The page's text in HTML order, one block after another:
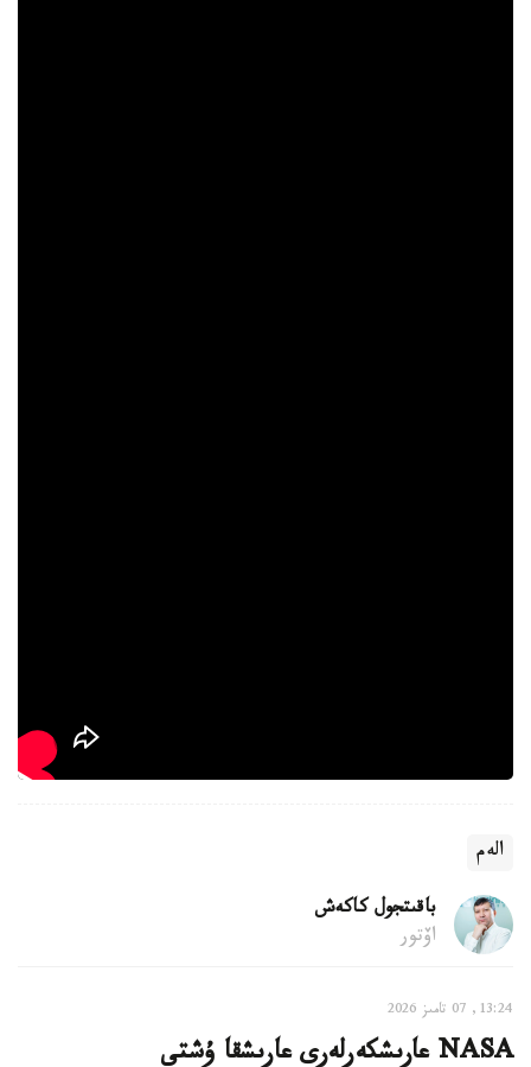
الەم
باقىتجول كاكەش
اۆتور
13:24, 07 تامىز 2026
NASA عارىشكەرلەرى عارىشقا ۇشتى